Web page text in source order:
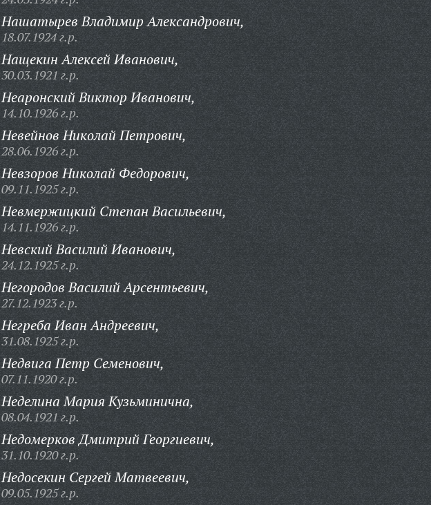
Нашатырев Владимир Александрович,
18.07.1924 г.р.
Нащекин Алексей Иванович,
30.03.1921 г.р.
Неаронский Виктор Иванович,
14.10.1926 г.р.
Невейнов Николай Петрович,
28.06.1926 г.р.
Невзоров Николай Федорович,
09.11.1925 г.р.
Невмержицкий Степан Васильевич,
14.11.1926 г.р.
Невский Василий Иванович,
24.12.1925 г.р.
Негородов Василий Арсентьевич,
27.12.1923 г.р.
Негреба Иван Андреевич,
31.08.1925 г.р.
Недвига Петр Семенович,
07.11.1920 г.р.
Неделина Мария Кузьминична,
08.04.1921 г.р.
Недомерков Дмитрий Георгиевич,
31.10.1920 г.р.
Недосекин Сергей Матвеевич,
09.05.1925 г.р.